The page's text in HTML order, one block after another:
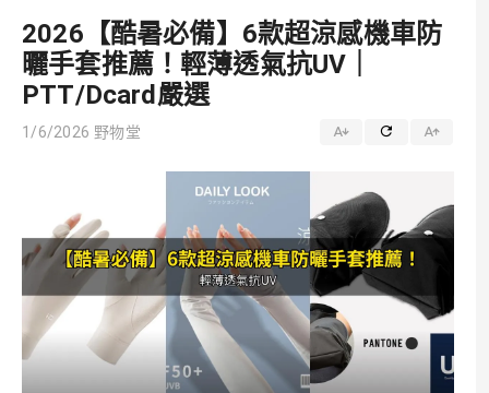
2026【酷暑必備】6款超涼感機車防
曬手套推薦！輕薄透氣抗UV｜
PTT/Dcard嚴選
1/6/2026 野物堂